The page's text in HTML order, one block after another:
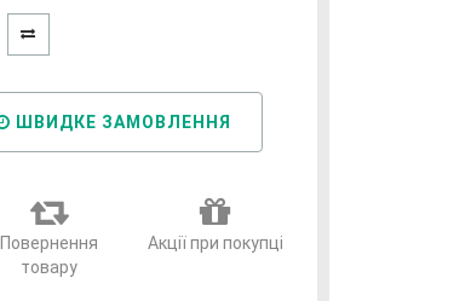
ШВИДКЕ ЗАМОВЛЕННЯ
Повернення
товару
Акції при покупці